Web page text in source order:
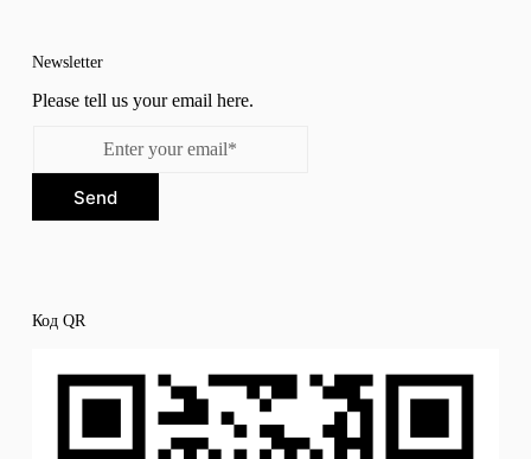
Newsletter
Please tell us your email here.
Send
Код QR